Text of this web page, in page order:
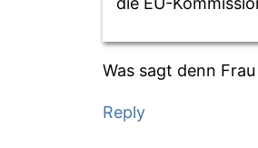
Was sagt denn
Reply